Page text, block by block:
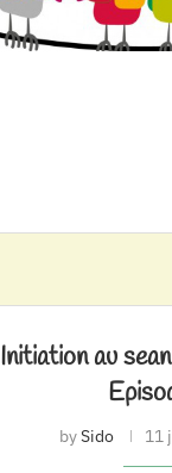
Initiation au
bySido 11